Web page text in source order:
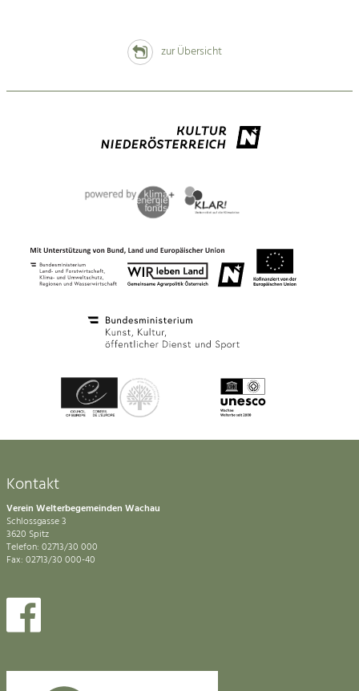
zur Übersicht
Kontakt
Verein Welterbegemeinden Wachau
Schlossgasse 3
3620 Spitz
Telefon: 02713/30 000
Fax: 02713/30 000-40